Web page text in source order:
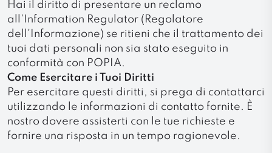
Hai il diritto di presentare un reclamo
all'Information Regulator (Regolatore
dell'Informazione) se ritieni che il trattamento dei
tuoi dati personali non sia stato eseguito in
conformità con POPIA.
Come Esercitare i Tuoi Diritti
Per esercitare questi diritti, si prega di contattarci
utilizzando le informazioni di contatto fornite. È
nostro dovere assisterti con le tue richieste e
fornire una risposta in un tempo ragionevole.